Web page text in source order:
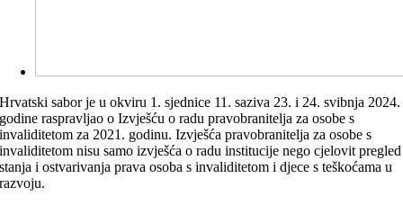
Hrvatski sabor je u okviru 1. sjednice 11. saziva 23. i 24. svibnja 2024.
godine raspravljao o Izvješću o radu pravobranitelja za osobe s
invaliditetom za 2021. godinu. Izvješća pravobranitelja za osobe s
invaliditetom nisu samo izvješća o radu institucije nego cjelovit pregled
stanja i ostvarivanja prava osoba s invaliditetom i djece s teškoćama u
razvoju.